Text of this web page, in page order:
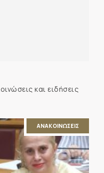
και ειδήσεις
ΑΝΑΚΟΙΝΩΣΕΙΣ